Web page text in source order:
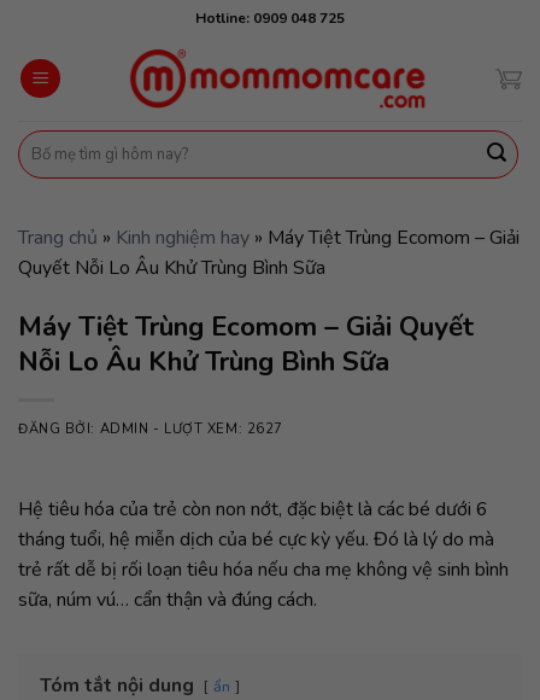
content
Hotline: 0909 048 725
Tìm
kiếm:
Trang chủ » Kinh nghiệm hay » Máy Tiệt Trùng Ecomom – Giải
Quyết Nỗi Lo Âu Khử Trùng Bình Sữa
Máy Tiệt Trùng Ecomom – Giải Quyết
Nỗi Lo Âu Khử Trùng Bình Sữa
ĐĂNG BỞI: ADMIN - LƯỢT XEM: 2627
Hệ tiêu hóa của trẻ còn non nớt, đặc biệt là các bé dưới 6
tháng tuổi, hệ miễn dịch của bé cực kỳ yếu. Đó là lý do mà
trẻ rất dễ bị rối loạn tiêu hóa nếu cha mẹ không vệ sinh bình
sữa, núm vú… cẩn thận và đúng cách.
Tóm tắt nội dung ẩn